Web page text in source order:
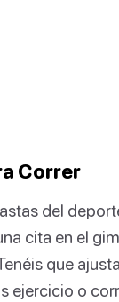
Correr
del
cita en el
que
ejercicio o